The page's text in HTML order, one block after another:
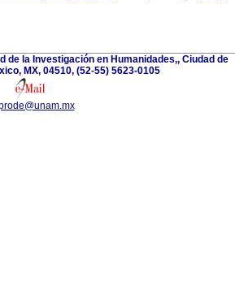
de la Investigación en Humanidades,, Ciudad de
MX, 04510, (52-55) 5623-0105